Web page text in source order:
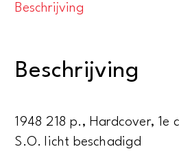
Beschrijving
Beschrijving
1948 218 p., Hardcover, 1e
S.O. licht beschadigd